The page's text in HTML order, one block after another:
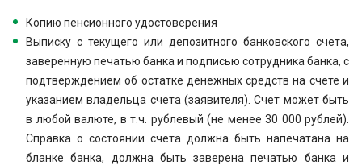
Копию пенсионного удостоверения
Выписку с текущего или депозитного банковского счета,
заверенную печатью банка и подписью сотрудника банка, с
подтверждением об остатке денежных средств на счете и
указанием владельца счета (заявителя). Счет может быть
в любой валюте, в т.ч. рублевый (не менее 30 000 рублей).
Справка о состоянии счета должна быть напечатана на
бланке банка, должна быть заверена печатью банка и